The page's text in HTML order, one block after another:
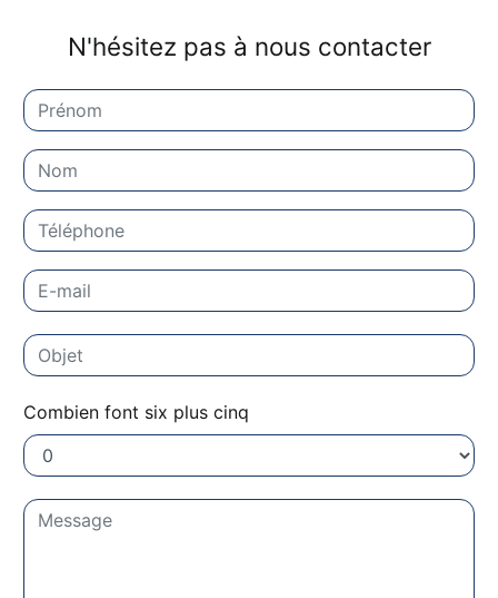
N'hésitez pas à nous contacter
Combien font six plus cinq